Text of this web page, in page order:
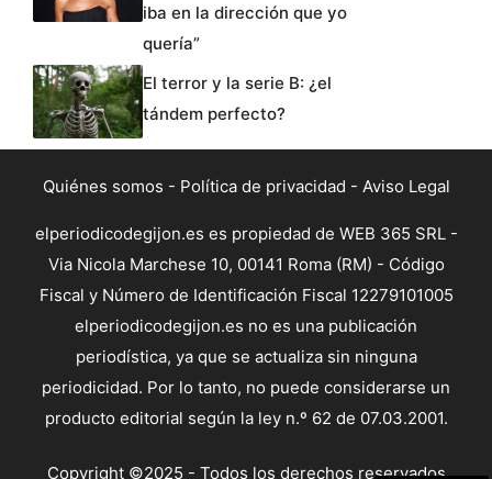
iba en la dirección que yo
quería”
El terror y la serie B: ¿el
tándem perfecto?
Quiénes somos - Política de privacidad - Aviso Legal
elperiodicodegijon.es es propiedad de WEB 365 SRL -
Via Nicola Marchese 10, 00141 Roma (RM) - Código
Fiscal y Número de Identificación Fiscal 12279101005
elperiodicodegijon.es no es una publicación
periodística, ya que se actualiza sin ninguna
periodicidad. Por lo tanto, no puede considerarse un
producto editorial según la ley n.º 62 de 07.03.2001.
Copyright ©2025 - Todos los derechos reservados